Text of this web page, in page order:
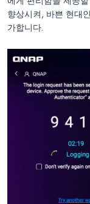
향상시켜, 바쁜 현대
가합니다.